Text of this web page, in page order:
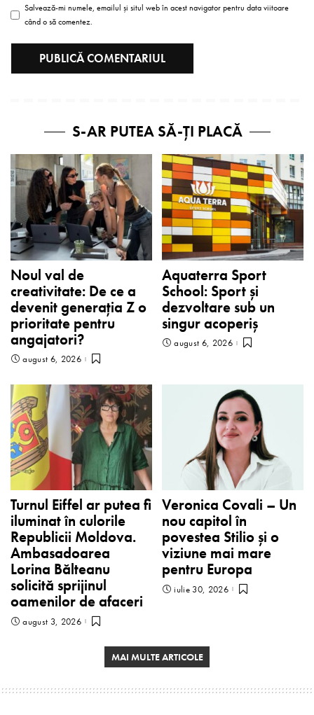
Salvează-mi numele, emailul și situl web în acest navigator pentru data viitoare
când o să comentez.
S-AR PUTEA SĂ-ȚI PLACĂ
Noul val de
creativitate: De ce a
devenit generația Z o
prioritate pentru
angajatori?
august 6, 2026
Aquaterra Sport
School: Sport și
dezvoltare sub un
singur acoperiș
august 6, 2026
Turnul Eiffel ar putea fi
iluminat în culorile
Republicii Moldova.
Ambasadoarea
Lorina Bălteanu
solicită sprijinul
oamenilor de afaceri
august 3, 2026
Veronica Covali – Un
nou capitol în
povestea Stilio și o
viziune mai mare
pentru Europa
iulie 30, 2026
MAI MULTE ARTICOLE